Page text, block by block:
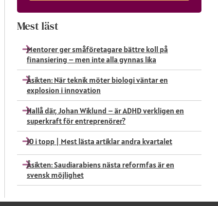
Mest läst
Mentorer ger småföretagare bättre koll på
finansiering – men inte alla gynnas lika
Åsikten: När teknik möter biologi väntar en
explosion i innovation
Hallå där, Johan Wiklund – är ADHD verkligen en
superkraft för entreprenörer?
10 i topp | Mest lästa artiklar andra kvartalet
Åsikten: Saudiarabiens nästa reformfas är en
svensk möjlighet